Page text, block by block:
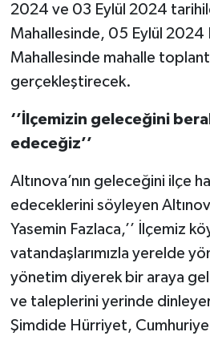
2024 ve 03 Eylül 2024
Mahallesinde, 05 Eylül 2024
Mahallesinde mahalle
gerçekleştirecek.
‘’İlçemizin geleceğini
edeceğiz’’
Altınova’nın geleceğini ilçe
edeceklerini söyleyen
Yasemin Fazlaca,’’ İlçemiz
vatandaşlarımızla yerelde
yönetim diyerek bir araya
ve taleplerini yerinde
Şimdide Hürriyet,